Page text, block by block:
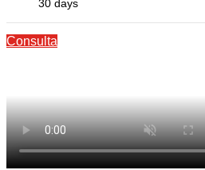
30 days
Consulta